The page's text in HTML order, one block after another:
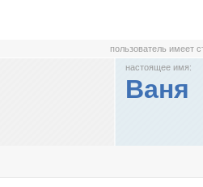
пользователь имеет
настоящее имя:
Ваня